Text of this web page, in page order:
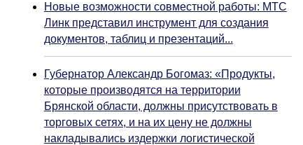
Новые возможности совместной работы: МТС
Линк представил инструмент для создания
документов, таблиц и презентаций...
Губернатор Александр Богомаз: «Продукты,
которые производятся на территории
Брянской области, должны присутствовать в
торговых сетях, и на их цену не должны
накладывались издержки логистической